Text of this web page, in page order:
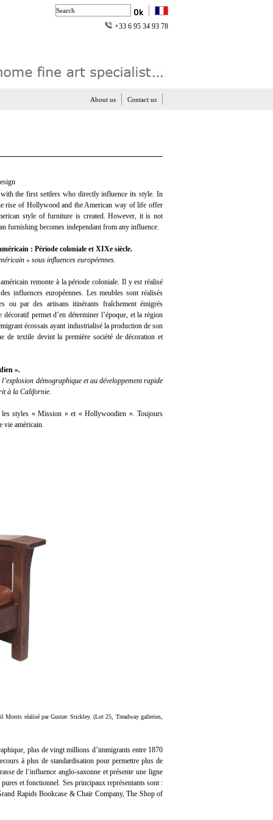
+33 6 95 34 93 78
Contact us
About us
the first settlers who directly influence its style. In
rise of Hollywood and the American way of life offer
style of furniture is created. However, it is not
furnishing becomes independant from any influence.
: Période coloniale et XIXe siècle.
» sous influences européennes.
remonte à la période coloniale. Il y est réalisé
influences européennes. Les meubles sont réalisés
ou par des artisans itinérants fraîchement émigrés
décoratif permet d’en déterminer l’époque, et la région
écossais ayant industrialisé la production de son
de textile devint la première société de décoration et
».
démographique et au développement rapide
à la Californie.
styles « Mission » et « Hollywoodien ». Toujours
vie américain.
réalisé par Gustav Stickley. (Lot 25, Treadway galleries,
plus de vingt millions d’immigrants entre 1870
à plus de standardisation pour permettre plus de
de l’influence anglo-saxonne et présente une ligne
et fonctionnel. Ses principaux représentants sont :
Rapids Bookcase & Chair Company, The Shop of